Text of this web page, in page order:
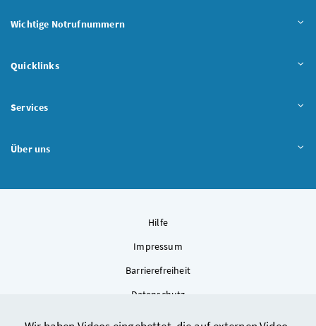
Wichtige Notrufnummern
Quicklinks
Services
Über uns
Hilfe
Impressum
Barrierefreiheit
Datenschutz